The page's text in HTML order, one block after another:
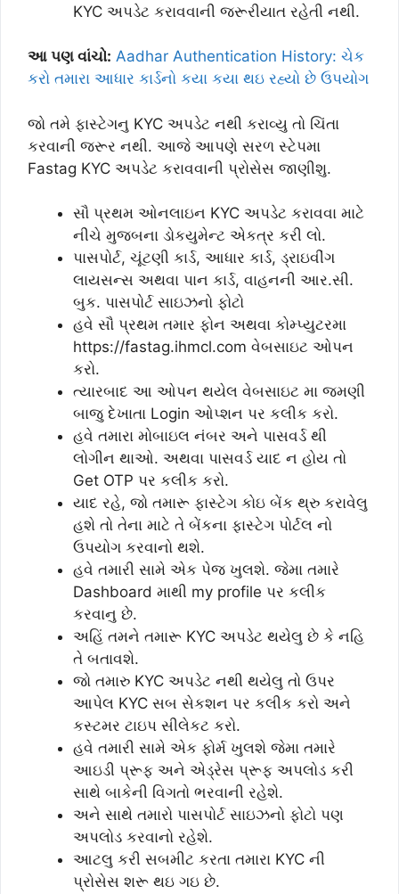
KYC અપડેટ કરાવવાની જરૂરીયાત રહેતી નથી.
આ પણ વાંચો: Aadhar Authentication History: ચેક
કરો તમારા આધાર કાર્ડનો કયા કયા થઇ રહ્યો છે ઉપયોગ
જો તમે ફાસ્ટેગનુ KYC અપડેટ નથી કરાવ્યુ તો ચિંતા
કરવાની જરૂર નથી. આજે આપણે સરળ સ્ટેપમા
Fastag KYC અપડેટ કરાવવાની પ્રોસેસ જાણીશુ.
સૌ પ્રથમ ઓનલાઇન KYC અપડેટ કરાવવા માટે
નીચે મુજબના ડોકયુમેન્ટ એકત્ર કરી લો.
પાસપોર્ટ, ચૂંટણી કાર્ડ, આધાર કાર્ડ, ડ્રાઇવીંગ
લાયસન્સ અથવા પાન કાર્ડ, વાહનની આર.સી.
બુક. પાસપોર્ટ સાઇઝનો ફોટો
હવે સૌ પ્રથમ તમાર ફોન અથવા કોમ્પ્યુટરમા
https://fastag.ihmcl.com વેબસાઇટ ઓપન
કરો.
ત્યારબાદ આ ઓપન થયેલ વેબસાઇટ મા જમણી
બાજુ દેખાતા Login ઓપ્શન પર કલીક કરો.
હવે તમારા મોબાઇલ નંબર અને પાસવર્ડ થી
લોગીન થાઓ. અથવા પાસવર્ડ યાદ ન હોય તો
Get OTP પર કલીક કરો.
યાદ રહે, જો તમારૂ ફાસ્ટેગ કોઇ બેંક થ્રુ કરાવેલુ
હશે તો તેના માટે તે બેંકના ફાસ્ટેગ પોર્ટલ નો
ઉપયોગ કરવાનો થશે.
હવે તમારી સામે એક પેજ ખુલશે. જેમા તમારે
Dashboard માથી my profile પર કલીક
કરવાનુ છે.
અહિં તમને તમારૂ KYC અપડેટ થયેલુ છે કે નહિ
તે બતાવશે.
જો તમારુ KYC અપડેટ નથી થયેલુ તો ઉપર
આપેલ KYC સબ સેકશન પર કલીક કરો અને
કસ્ટમર ટાઇપ સીલેકટ કરો.
હવે તમારી સામે એક ફોર્મ ખુલશે જેમા તમારે
આઇડી પ્રૂફ અને એડ્રેસ પ્રૂફ અપલોડ કરી
સાથે બાકેની વિગતો ભરવાની રહેશે.
અને સાથે તમારો પાસપોર્ટ સાઇઝનો ફોટો પણ
અપલોડ કરવાનો રહેશે.
આટલુ કરી સબમીટ કરતા તમારા KYC ની
પ્રોસેસ શરૂ થઇ ગઇ છે.